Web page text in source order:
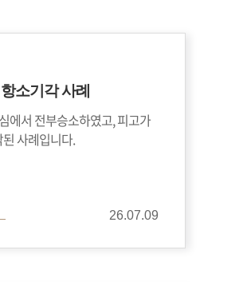
소기각 사례
에서 전부승소하였고, 피고가
사례입니다.
26.07.09